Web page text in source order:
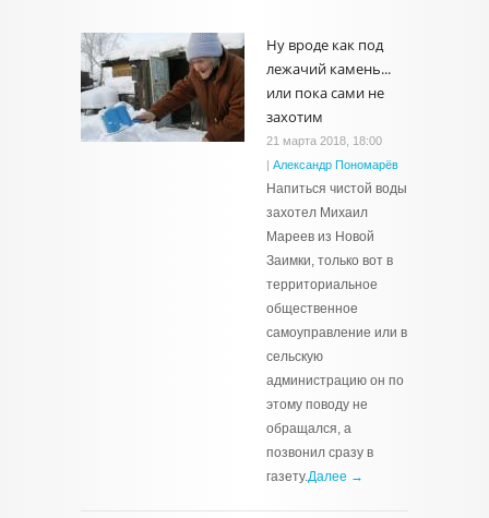
Ну вроде как под
лежачий камень...
или пока сами не
захотим
21 марта 2018, 18:00
| Александр Пономарёв
Напиться чистой воды
захотел Михаил
Мареев из Новой
Заимки, только вот в
территориальное
общественное
самоуправление или в
сельскую
администрацию он по
этому поводу не
обращался, а
позвонил сразу в
газету.Далее →